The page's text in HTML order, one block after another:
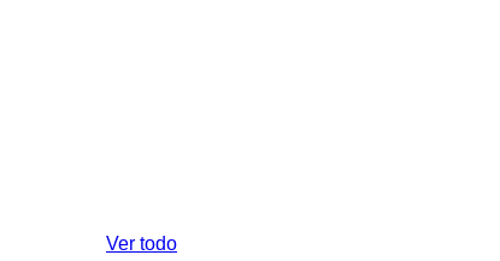
Ver todo